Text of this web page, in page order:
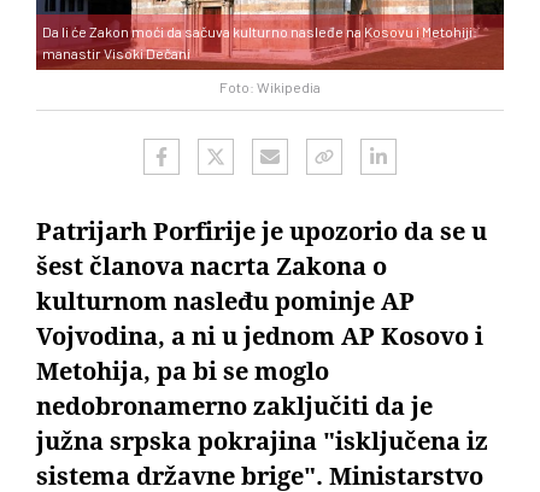
Foto: Wikipedia
Da li će Zakon moći da sačuva kulturno nasleđe na Kosovu i Metohiji:
manastir Visoki Dečani
Patrijarh Porfirije je upozorio da se u
šest članova nacrta Zakona o
kulturnom nasleđu pominje AP
Vojvodina, a ni u jednom AP Kosovo i
Metohija, pa bi se moglo
nedobronamerno zaključiti da je
južna srpska pokrajina "isključena iz
sistema državne brige". Ministarstvo